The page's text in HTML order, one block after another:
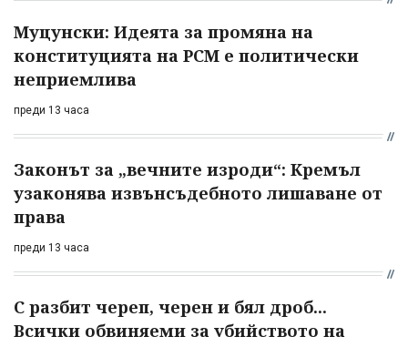
Муцунски: Идеята за промяна на
конституцията на РСМ е политически
неприемлива
преди 13 часа
Законът за „вечните изроди“: Кремъл
узаконява извънсъдебното лишаване от
права
преди 13 часа
С разбит череп, черен и бял дроб...
Всички обвиняеми за убийството на